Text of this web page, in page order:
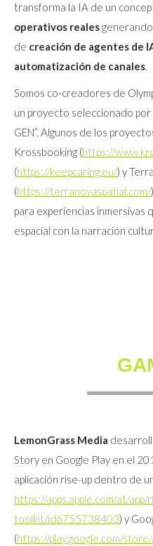
transforma la IA de un
operativos reales
de creación de agentes de
automatización de canales.
Somos co-creadores de
un proyecto seleccionado por
GEN”. Algunos de los
Krossbooking (https://
(https://keepcaring.eu/) y
(https://terranovaspatial.com/
para experiencias inmersivas
espacial con la narración
LemonGrass Media
Story en Google Play en el
aplicación rise-up dentro de
https://apps.apple.com/at/app/
toolkit/id6755738403) y
(https://play.google.com/